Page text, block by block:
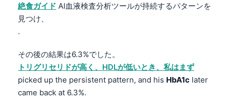
絶食ガイド AI血液検査分析ツールが持続するパターンを
見つけ、
.
その後の結果は6.3%でした。
トリグリセリドが高く、HDLが低いとき、私はまず
picked up the persistent pattern, and his HbA1c later
came back at 6.3%.